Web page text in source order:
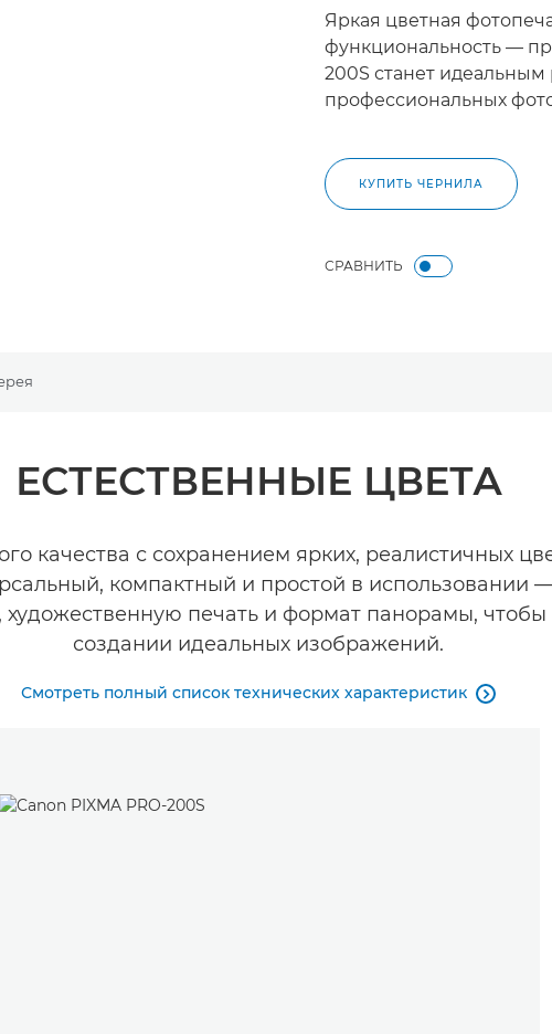
Яркая цветная
функциональность —
200S станет
профессиональных
КУПИТЬ ЧЕРНИЛА
СРАВНИТЬ
ЕСТЕСТВЕННЫЕ ЦВЕТА
качества с сохранением ярких, реалистичных
компактный и простой в использовании
печать и формат панорамы, чтобы
создании идеальных изображений.
Смотреть полный список технических характеристик 